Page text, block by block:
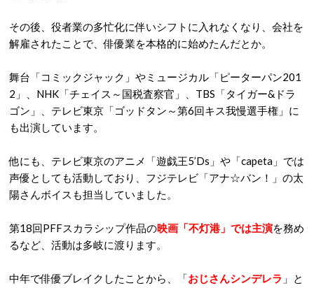
その後、役者業の多忙化に伴いシフトに入れなくなり、会社を
解雇されたことで、俳優業を本格的に始めたんだとか。
舞台「コミックジャック」やミュージカル「ピーターパン201
2」、NHK「チェイス～国税査察官」、TBS「タイガー&ドラ
ゴン」、テレビ東京「ゴッドタン～第6回キス我慢選手権」に
も出演しています。
他にも、テレビ東京のアニメ「遊戯王5’Ds」や「capeta」では
声優としても活動しており、フジテレビ「アナ☆バン！」の太
陽さんボイスも担当していました。
第18回PFFスカラシップ作品の映画「不灯港」では主演を務め
るなど、活動は多岐に渡ります。
中年で俳優ブレイクしたことから、「おじさんシンデレラ 」と